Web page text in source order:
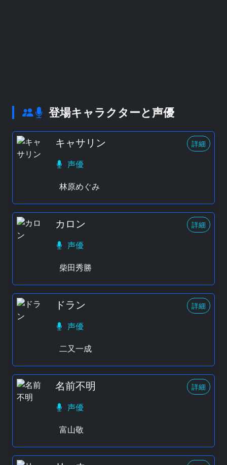
登場キャラクターと声優
キャサリン 詳細
声優
林原めぐみ
カロン 詳細
声優
柴田秀勝
ドラン 詳細
声優
二又一成
名前不明 詳細
声優
富山敬